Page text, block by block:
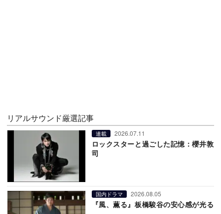
リアルサウンド厳選記事
連載 2026.07.11
ロックスターと過ごした記憶：櫻井敦
司
国内ドラマ 2026.08.05
『風、薫る』板橋駿谷の安心感が光る